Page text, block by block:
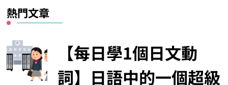
熱門文章
【每日學1個日文動
詞】日語中的一個超級